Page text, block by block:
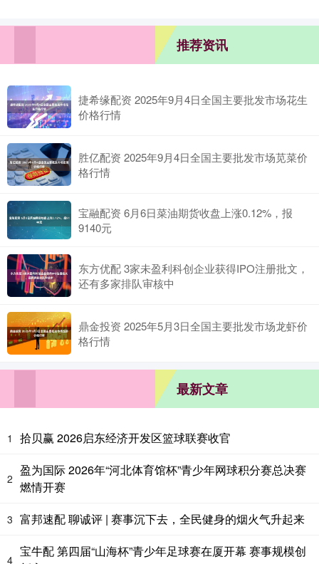
推荐资讯
捷希缘配资 2025年9月4日全国主要批发市场花生
价格行情
胜亿配资 2025年9月4日全国主要批发市场苋菜价
格行情
宝融配资 6月6日菜油期货收盘上涨0.12%，报
9140元
东方优配 3家未盈利科创企业获得IPO注册批文，
还有多家排队审核中
鼎金投资 2025年5月3日全国主要批发市场龙虾价
格行情
最新文章
1 拾贝赢 2026启东经济开发区篮球联赛收官
2
盈为国际 2026年“河北体育馆杯”青少年网球积分赛总决赛
燃情开赛
3 富邦速配 聊诚评 | 赛事沉下去，全民健身的烟火气升起来
4
宝牛配 第四届“山海杯”青少年足球赛在厦开幕 赛事规模创